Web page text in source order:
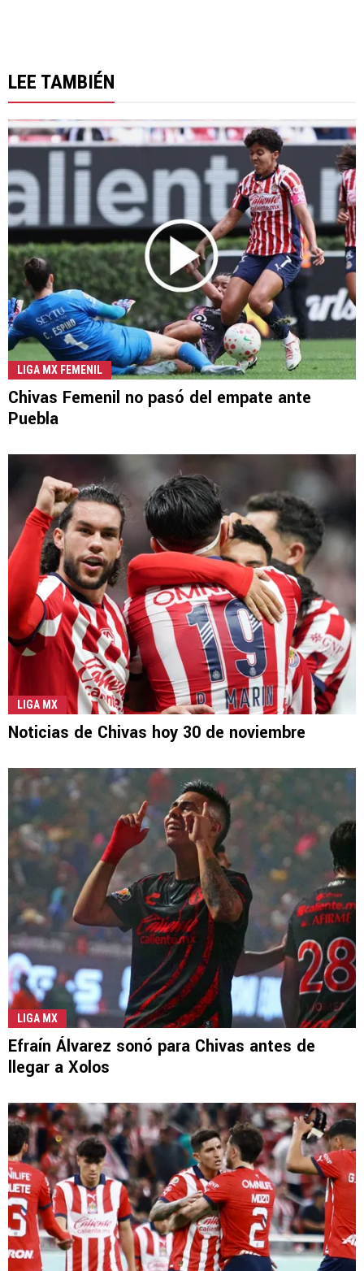
LEE TAMBIÉN
LIGA MX FEMENIL
Chivas Femenil no pasó del empate ante
Puebla
LIGA MX
Noticias de Chivas hoy 30 de noviembre
LIGA MX
Efraín Álvarez sonó para Chivas antes de
llegar a Xolos